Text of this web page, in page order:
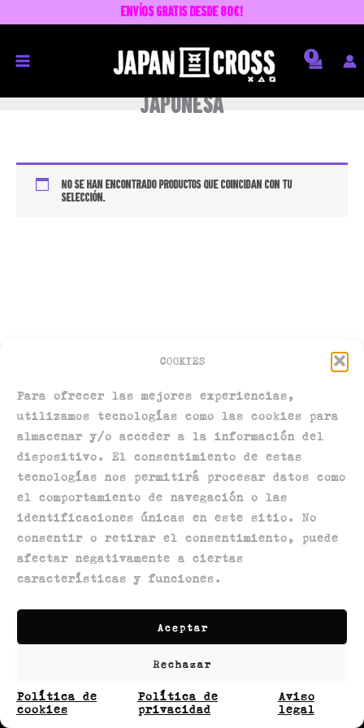
COOKIES
Para ofrecer las mejores experiencias,
utilizamos tecnologías como las cookies para
almacenar y/o acceder a la información del
dispositivo. El consentimiento de estas
tecnologías nos permitirá procesar datos como
el comportamiento de navegación o las
identificaciones únicas en este sitio. No
consentir o retirar el consentimiento, puede
afectar negativamente a ciertas
características y funciones.
Aceptar
Rechazar
Política de
cookies
Política de
privacidad
Aviso
legal
envíos GRATIS desde 80€!
japonesa
No se han encontrado productos que coincidan con tu
selección.
Política de privacidad
Política de devoluciones
Política de envíos
Términos y condiciones
Política de cookies
Contactanos